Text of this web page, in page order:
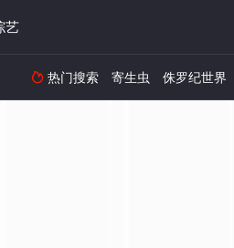
艺
 热门搜索 寄生虫 侏罗纪世界